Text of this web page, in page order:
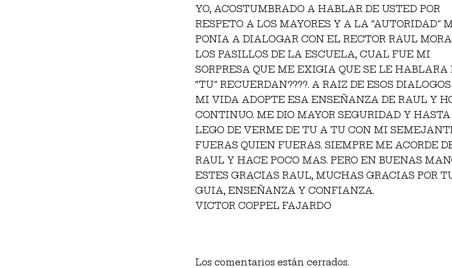
YO, ACOSTUMBRADO A HABLAR DE USTED POR
RESPETO A LOS MAYORES Y A LA “AUTORIDAD”
PONIA A DIALOGAR CON EL RECTOR RAUL
LOS PASILLOS DE LA ESCUELA, CUAL FUE MI
SORPRESA QUE ME EXIGIA QUE SE LE HABLARA
“TU” RECUERDAN????. A RAIZ DE ESOS
MI VIDA ADOPTE ESA ENSEÑANZA DE RAUL Y
CONTINUO. ME DIO MAYOR SEGURIDAD Y
LEGO DE VERME DE TU A TU CON MI
FUERAS QUIEN FUERAS. SIEMPRE ME ACORDE
RAUL Y HACE POCO MAS. PERO EN BUENAS
ESTES GRACIAS RAUL, MUCHAS GRACIAS POR
GUIA, ENSEÑANZA Y CONFIANZA.
VICTOR COPPEL FAJARDO
Los comentarios están cerrados.